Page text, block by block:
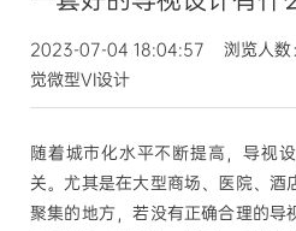
2023-07-04 18:04:57 浏览人数
觉微型VI设计
随着城市化水平不断提高，导视
关。尤其是在大型商场、医院、酒
聚集的地方，若没有正确合理的导